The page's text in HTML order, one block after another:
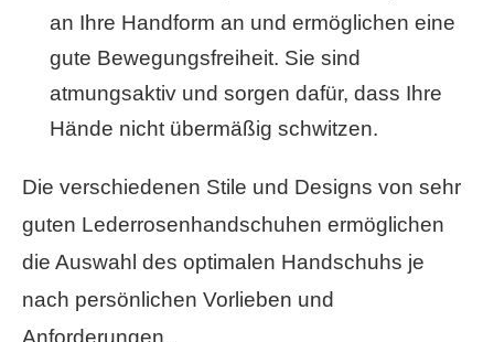
an Ihre Handform an und ermöglichen eine
gute Bewegungsfreiheit. Sie sind
atmungsaktiv und sorgen dafür, dass Ihre
Hände nicht übermäßig schwitzen.
Die verschiedenen Stile und Designs von sehr
guten Lederrosenhandschuhen ermöglichen
die Auswahl des optimalen Handschuhs je
nach persönlichen Vorlieben und
Anforderungen.